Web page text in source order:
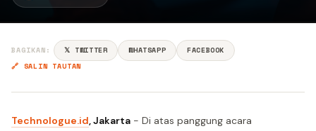
BAGIKAN: 𝕏 TWITTER WHATSAPP
FACEBOOK
🔗 SALIN TAUTAN
Technologue.id, Jakarta - Di atas panggung acara